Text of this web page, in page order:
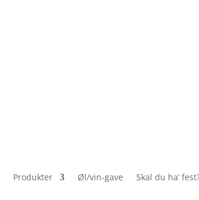
Produkter Øl/vin-gave Skal du ha’